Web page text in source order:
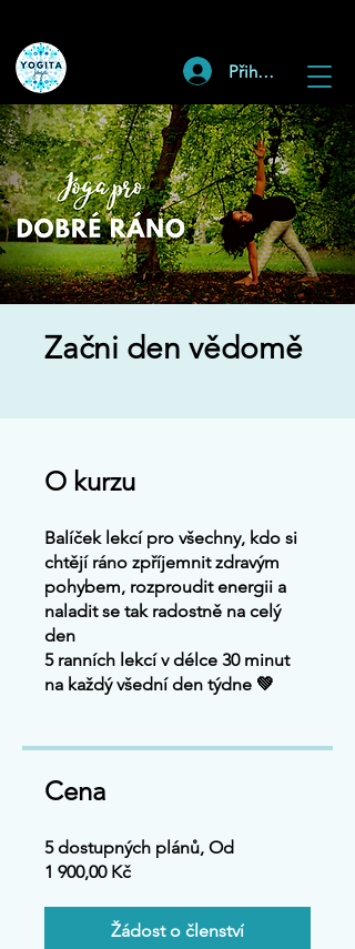
Přihlásit
Začni den vědomě
O kurzu
Balíček lekcí pro všechny, kdo si
chtějí ráno zpříjemnit zdravým
pohybem, rozproudit energii a
naladit se tak radostně na celý
den
5 ranních lekcí v délce 30 minut
na každý všední den týdne 💚
Cena
5 dostupných plánů, Od
1 900,00 Kč
Žádost o členství